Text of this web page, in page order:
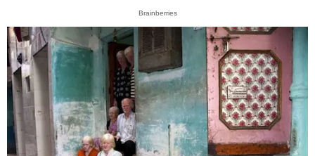
Brainberries